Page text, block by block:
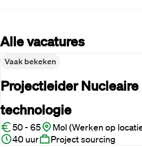
Alle vacatures
Vaak bekeken
Projectleider Nucleaire
technologie
50 - 65 Mol (Werken op
40 uur
Project sourcing